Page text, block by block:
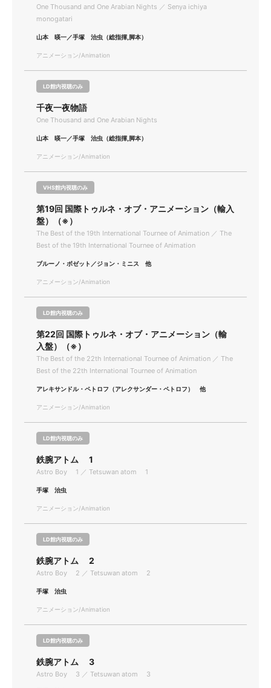
One Thousand and One Arabian Nights ／ Senya ichiya
monogatari
山本 暎一／手塚 治虫（総指揮,脚本）
アニメーション/Animation
LD館内視聴のみ
千夜一夜物語
One Thousand and One Arabian Nights
山本 暎一／手塚 治虫（総指揮,脚本）
アニメーション/Animation
VHS館内視聴のみ
第19回 国際トゥルネ・オブ・アニメーション（輸入
盤）（※）
The Best of the 19th International Tournee of Animation ／ The
Best of the 19th International Tournee of Animation
ブルーノ・ボゼット／ジョン・ミニス 他
アニメーション/Animation
LD館内視聴のみ
第22回 国際トゥルネ・オブ・アニメーション（輸
入盤）（※）
The Best of the 22th International Tournee of Animation ／ The
Best of the 22th International Tournee of Animation
アレキサンドル・ペトロフ（アレクサンダー・ペトロフ） 他
アニメーション/Animation
LD館内視聴のみ
鉄腕アトム 1
Astro Boy 1 ／ Tetsuwan atom 1
手塚 治虫
アニメーション/Animation
LD館内視聴のみ
鉄腕アトム 2
Astro Boy 2 ／ Tetsuwan atom 2
手塚 治虫
アニメーション/Animation
LD館内視聴のみ
鉄腕アトム 3
Astro Boy 3 ／ Tetsuwan atom 3